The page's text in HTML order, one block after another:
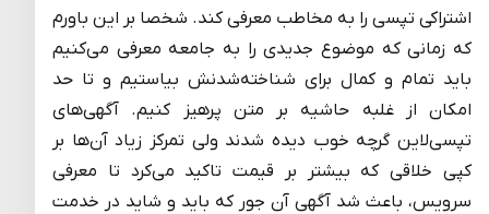
اشتراکی تپسی را به مخاطب معرفی کند. شخصا بر این باورم
که زمانی که موضوع جدیدی را به جامعه معرفی می‌کنیم
باید تمام و کمال برای شناخته‌شدنش بیاستیم و تا حد
امکان از غلبه حاشیه بر متن پرهیز کنیم. آگهی‌های
تپسی‌لاین گرچه خوب دیده شدند ولی تمرکز زیاد آن‌ها بر
کپی خلاقی که بیشتر بر قیمت تاکید می‌کرد تا معرفی
سرویس، باعث شد آگهی آن جور که باید و شاید در خدمت